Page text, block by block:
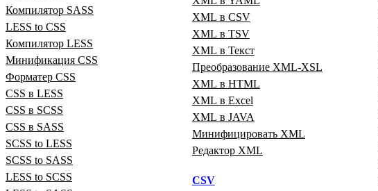
Компилятор SASS
LESS to CSS
Компилятор LESS
Минификация CSS
Форматер CSS
CSS в LESS
CSS в SCSS
CSS в SASS
SCSS to LESS
SCSS to SASS
LESS to SCSS
XML в CSV
XML в TSV
XML в Текст
Преобразование XML‑XSL
XML в HTML
XML в Excel
XML в JAVA
Минифицировать XML
Редактор XML
CSV